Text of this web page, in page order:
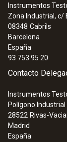
Instrumentos
Zona Industrial, c/
08348 Cabrils
Barcelona
España
93 753 95 20
Contacto
Instrumentos
Polígono Industrial
28522 Rivas-
Madrid
España